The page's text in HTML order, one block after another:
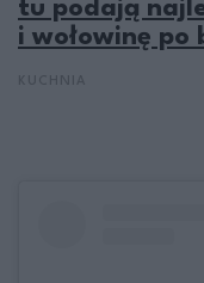
tu podają
i wołowinę po